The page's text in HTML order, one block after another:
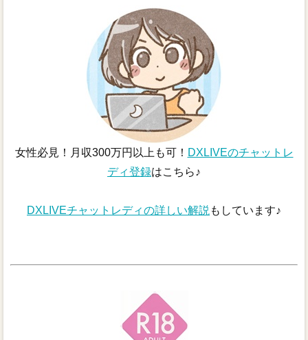
女性必見！月収300万円以上も可！ DXLIVEのチャットレ
ディ登録はこちら♪
DXLIVEチャットレディの詳しい解説 もしています♪